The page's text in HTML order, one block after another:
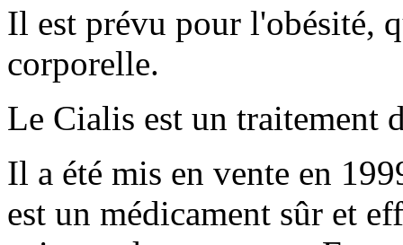
Il est prévu pour l'obésité,
corporelle.
Le Cialis est un traitement
Il a été mis en vente en
est un médicament sûr et